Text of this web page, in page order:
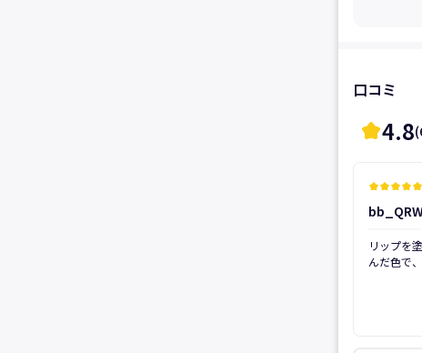
口コミ
kid_star4.8(
kid_starkid_starkid_starkid_starkid_star
後
リップを
んだ色で